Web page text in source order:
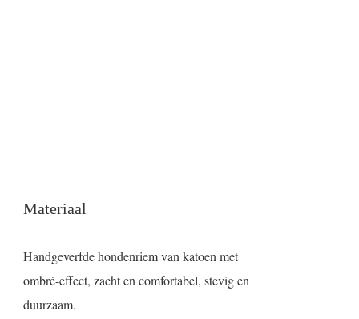
Materiaal
Handgeverfde hondenriem van katoen met
ombré-effect, zacht en comfortabel, stevig en
duurzaam.